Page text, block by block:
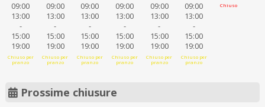
09:00
13:00
-
15:00
19:00
Chiuso per
pranzo
09:00
13:00
-
15:00
19:00
Chiuso per
pranzo
09:00
13:00
-
15:00
19:00
Chiuso per
pranzo
09:00
13:00
-
15:00
19:00
Chiuso per
pranzo
09:00
13:00
-
15:00
19:00
Chiuso per
pranzo
09:00
13:00
-
15:00
19:00
Chiuso per
pranzo
Chiuso
Prossime chiusure